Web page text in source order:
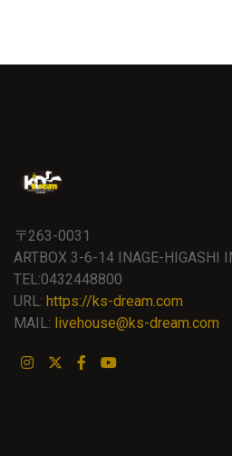
〒263-0031
ARTBOX 3-6-14 INAGE-HIGASHI
TEL:0432448800
URL: https://ks-dream.com
MAIL: livehouse@ks-dream.com